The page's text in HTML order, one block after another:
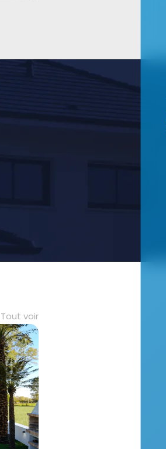
Tout voir